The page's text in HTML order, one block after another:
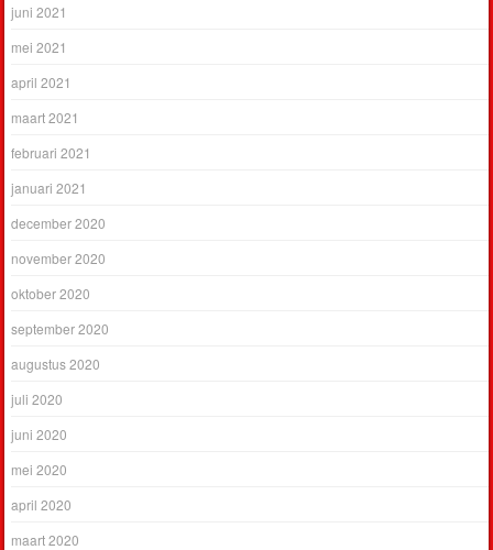
juni 2021
mei 2021
april 2021
maart 2021
februari 2021
januari 2021
december 2020
november 2020
oktober 2020
september 2020
augustus 2020
juli 2020
juni 2020
mei 2020
april 2020
maart 2020